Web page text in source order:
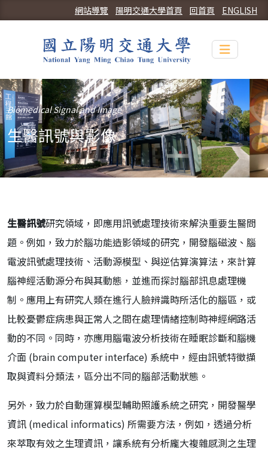
ENGLISH
回首頁
陽明交通大學首頁
網站導覽
Toggle
Biomedical Signal and Image
生醫訊號與影像
生醫訊號研究領域，即應用訊號處理技術來解決重要生醫問
題。例如，致力於腦功能造影領域的研究，開發腦磁波、腦
電波訊號處理技術、活動源模型、與逆估算演算法，來計算
腦神經活動源分布與其動態，並進而探討腦部訊息處理機
制。應用上有研究人類在進行人臉辨識時所活化的腦區，或
比較憂鬱症病患與正常人之間在處理情緒控制時神經網路活
動的不同。同時，亦應用腦電波分析技術在睡眠診斷和腦機
介面 (brain computer interface) 系統中，經由訊號特徵擷
取與資料分類法，區分出不同的腦部活動狀態。
另外，致力於自動運算模型輔助照護系統之研究，開發醫學
資訊 (medical informatics) 所需要方法，例如，透過分析
來萃取有效之生理資訊，讓系統有分析龐大複雜感測之生理